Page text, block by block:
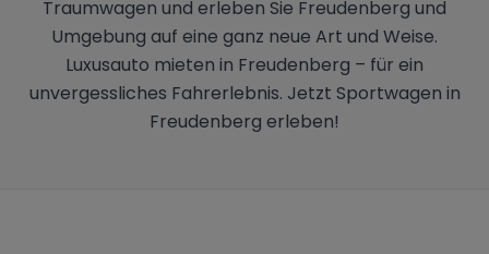
Traumwagen und erleben Sie Freudenberg und
Umgebung auf eine ganz neue Art und Weise.
Luxusauto mieten in Freudenberg – für ein
unvergessliches Fahrerlebnis. Jetzt Sportwagen in
Freudenberg erleben!